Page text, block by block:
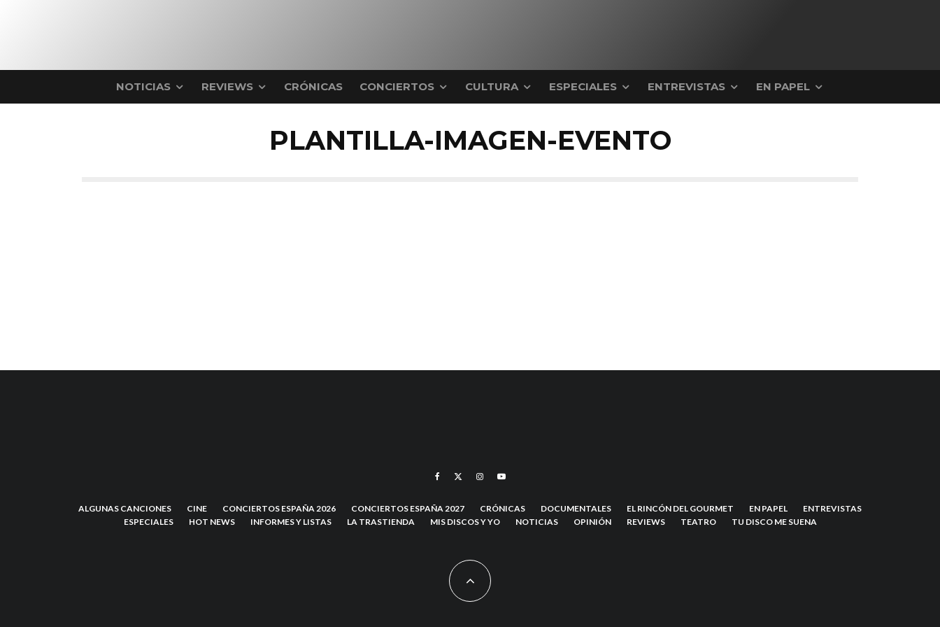
NOTICIAS REVIEWS CRÓNICAS CONCIERTOS CULTURA ESPECIALES ENTREVISTAS EN PAPEL
PLANTILLA-IMAGEN-EVENTO
ALGUNAS CANCIONES CINE CONCIERTOS ESPAÑA 2026 CONCIERTOS ESPAÑA 2027 CRÓNICAS DOCUMENTALES EL RINCÓN DEL GOURMET EN PAPEL
ENTREVISTAS
ESPECIALES
HOT NEWS INFORMES Y LISTAS LA TRASTIENDA MIS DISCOS Y YO NOTICIAS OPINIÓN REVIEWS TEATRO TU DISCO ME SUENA